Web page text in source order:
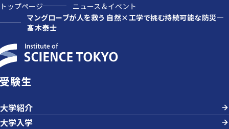
トップページ
ニュース＆イベント
マングローブが人を救う 自然×工学で挑む持続可能な防災—
髙木泰士
受験生
大学紹介
大学入学